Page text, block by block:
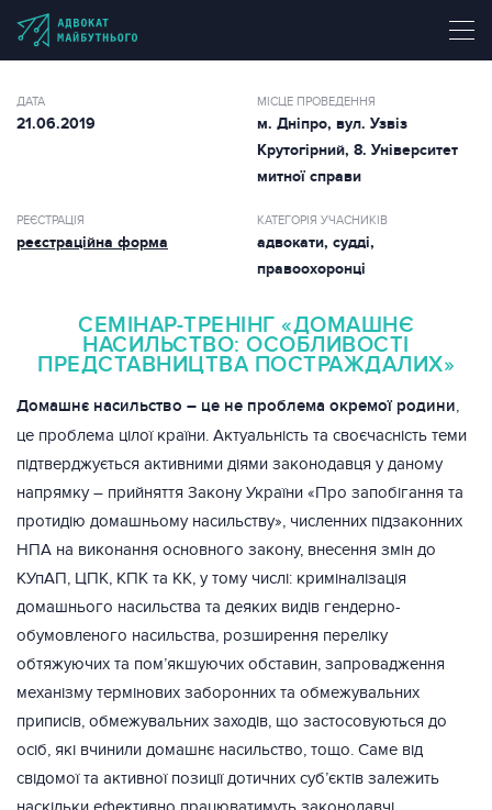
ДАТА
21.06.2019
МІСЦЕ ПРОВЕДЕННЯ
м. Дніпро, вул. Узвіз
Крутогірний, 8. Університет
митної справи
РЕЄСТРАЦІЯ
реєстраційна форма
КАТЕГОРІЯ УЧАСНИКІВ
адвокати, судді,
правоохоронці
СЕМІНАР-ТРЕНІНГ «ДОМАШНЄ
НАСИЛЬСТВО: ОСОБЛИВОСТІ
ПРЕДСТАВНИЦТВА ПОСТРАЖДАЛИХ»
Домашнє насильство – це не проблема окремої родини,
це проблема цілої країни. Актуальність та своєчасність теми
підтверджується активними діями законодавця у даному
напрямку – прийняття Закону України «Про запобігання та
протидію домашньому насильству», численних підзаконних
НПА на виконання основного закону, внесення змін до
КУпАП, ЦПК, КПК та КК, у тому числі: криміналізація
домашнього насильства та деяких видів гендерно-
обумовленого насильства, розширення переліку
обтяжуючих та пом’якшуючих обставин, запровадження
механізму термінових заборонних та обмежувальних
приписів, обмежувальних заходів, що застосовуються до
осіб, які вчинили домашнє насильство, тощо. Саме від
свідомої та активної позиції дотичних суб’єктів залежить